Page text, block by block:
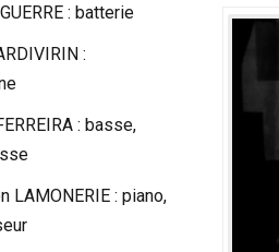
: batterie
:
: basse,
LAMONERIE : piano,